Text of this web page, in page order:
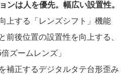
ンは人を優先。幅広い設置性。
上する「レンズシフト」機能
前後位置の設置性を向上する、
ズームレンズ」
補正するデジタルタテ台形歪み